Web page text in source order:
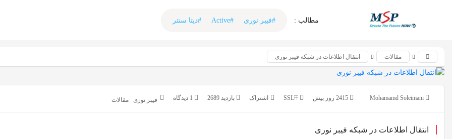
خود به اشتراک بگذارید.
مطالب :‌ ‌‌ #فیبر نوری #Active #دیتا سنتر
مقالات انتقال اطلاعات در شبکه فیبر نوری
Mohamamd Soleimani
به اشتراک بگذارید.
بازدید 2689 فیبر نوری مقالات
انتقال اطلاعات در شبکه فیبر نوری